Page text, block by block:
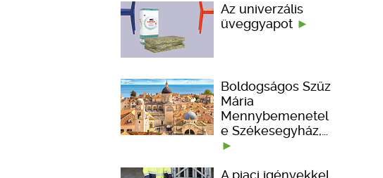
Az univerzális
üveggyapot
Boldogságos Szűz
Mária
Mennybemenetel
e Székesegyház,…
A piaci igényekkel